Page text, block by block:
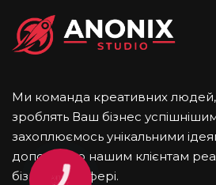
Ми команда креативних людей,
зроблять Ваш бізнес
захоплюємось унікальними
допомаємо нашим клієнтам
бізнес в IT cфері.